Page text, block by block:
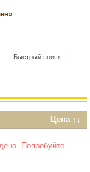
Быстрый поиск |
Цена ↑↓
Попробуйте